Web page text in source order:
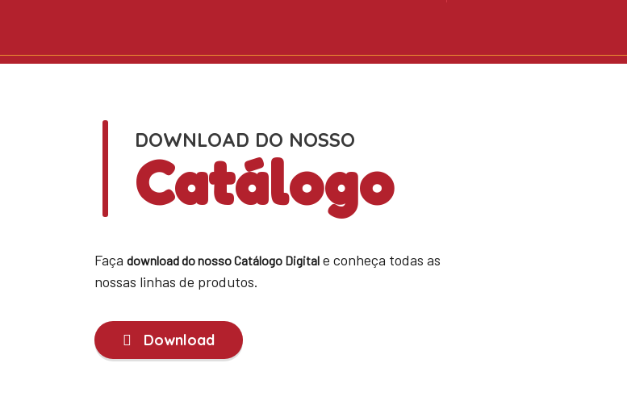
DOWNLOAD DO NOSSO
Catálogo
Faça download do nosso Catálogo Digital e conheça todas as
nossas linhas de produtos.
Download